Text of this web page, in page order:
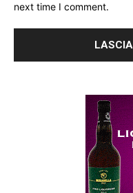
next time I comment.